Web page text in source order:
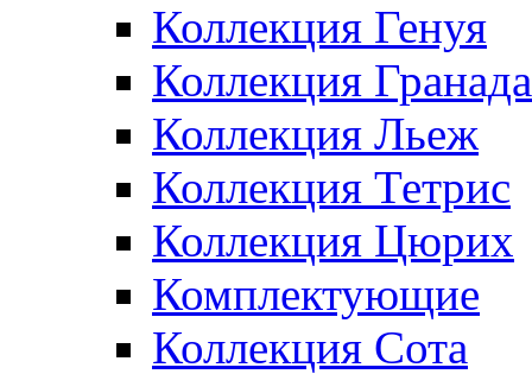
Коллекция Генуя
Коллекция Гранада
Коллекция Льеж
Коллекция Тетрис
Коллекция Цюрих
Комплектующие
Коллекция Сота